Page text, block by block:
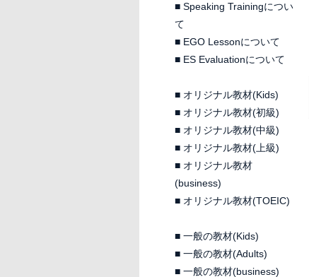
■ Speaking Trainingについ
て
■ EGO Lessonについて
■ ES Evaluationについて
■ オリジナル教材(Kids)
■ オリジナル教材(初級)
■ オリジナル教材(中級)
■ オリジナル教材(上級)
■ オリジナル教材
(business)
■ オリジナル教材(TOEIC)
■ 一般の教材(Kids)
■ 一般の教材(Adults)
■ 一般の教材(business)